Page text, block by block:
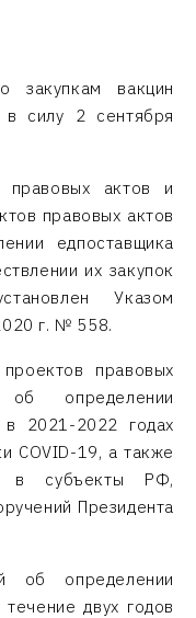
закупкам вакцин
в силу 2 сентября
правовых актов и
правовых актов
едпоставщика
их закупок
Указом
г. № 558.
правовых
определении
в 2021-2022 годах
COVID-19, а также
в субъекты РФ,
Президента
об определении
двух годов